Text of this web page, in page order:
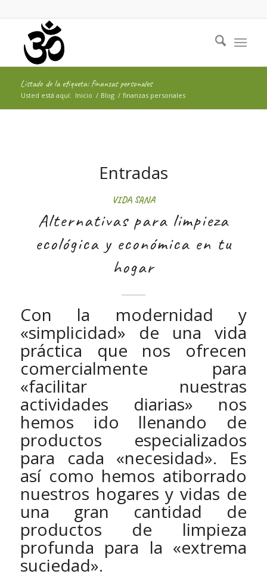
Listado de la etiqueta: finanzas personales
Usted está aquí: Inicio / Blog / finanzas personales
Entradas
VIDA SANA
Alternativas para limpieza
ecológica y económica en tu
hogar
Con la modernidad y
«simplicidad» de una vida
práctica que nos ofrecen
comercialmente para
«facilitar nuestras
actividades diarias» nos
hemos ido llenando de
productos especializados
para cada «necesidad». Es
así como hemos atiborrado
nuestros hogares y vidas de
una gran cantidad de
productos de limpieza
profunda para la «extrema
suciedad».